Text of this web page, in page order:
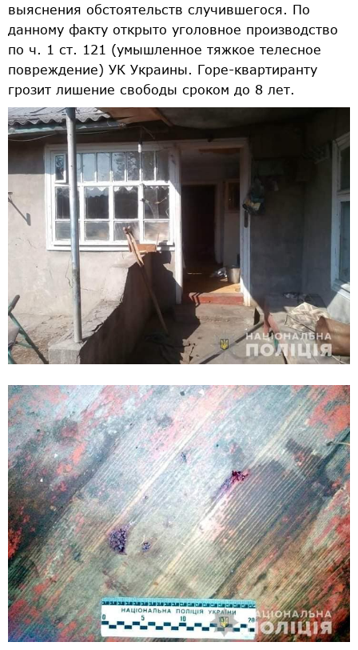
выяснения обстоятельств случившегося. По
данному факту открыто уголовное производство
по ч. 1 ст. 121 (умышленное тяжкое телесное
повреждение) УК Украины. Горе-квартиранту
грозит лишение свободы сроком до 8 лет.